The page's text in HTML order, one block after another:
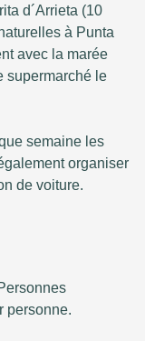
d´Arrieta (10
à Punta
avec la marée
supermarché le
semaine les
organiser
de voiture.
personne.